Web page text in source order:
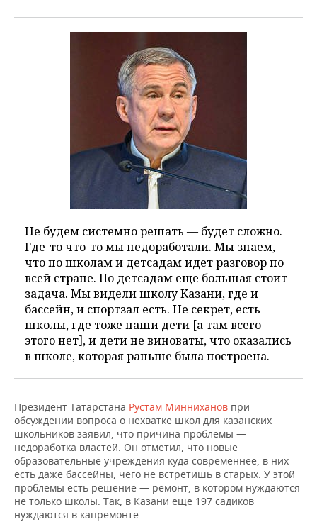
Не будем системно решать — будет сложно.
Где-то что-то мы недоработали. Мы знаем,
что по школам и детсадам идет разговор по
всей стране. По детсадам еще большая стоит
задача. Мы видели школу Казани, где и
бассейн, и спортзал есть. Не секрет, есть
школы, где тоже наши дети [а там всего
этого нет], и дети не виноваты, что оказались
в школе, которая раньше была построена.
Президент Татарстана Рустам Минниханов при
обсуждении вопроса о нехватке школ для казанских
школьников заявил, что причина проблемы —
недоработка властей. Он отметил, что новые
образовательные учреждения куда современнее, в них
есть даже бассейны, чего не встретишь в старых. У этой
проблемы есть решение — ремонт, в котором нуждаются
не только школы. Так, в Казани еще 197 садиков
нуждаются в капремонте.